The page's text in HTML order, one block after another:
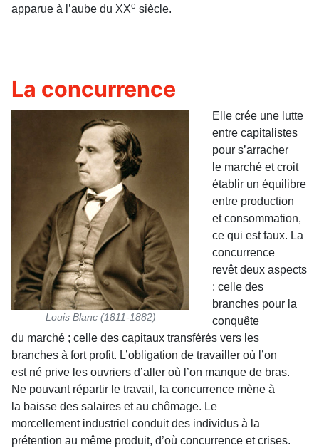
apparue à l’aube du XXe siècle.
La concurrence
Louis Blanc (1811-1882)
Elle crée une lutte
entre capitalistes
pour s’arracher
le marché et croit
établir un équilibre
entre production
et consommation,
ce qui est faux. La
concurrence
revêt deux aspects
: celle des
branches pour la
conquête
du marché ; celle des capitaux transférés vers les
branches à fort profit. L’obligation de travailler où l’on
est né prive les ouvriers d’aller où l’on manque de bras.
Ne pouvant répartir le travail, la concurrence mène à
la baisse des salaires et au chômage. Le
morcellement industriel conduit des individus à la
prétention au même produit, d’où concurrence et crises.